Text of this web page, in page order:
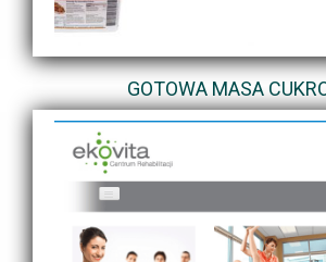
GOTOWA MASA